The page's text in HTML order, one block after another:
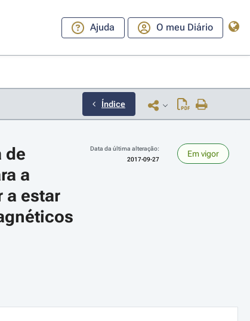
Ajuda O meu Diário
Índice
ou esquerda para navegar pelos meses; Use cmd ou ctrl +
de
a
a estar
Data da última alteração:
2017-09-27
Em vigor